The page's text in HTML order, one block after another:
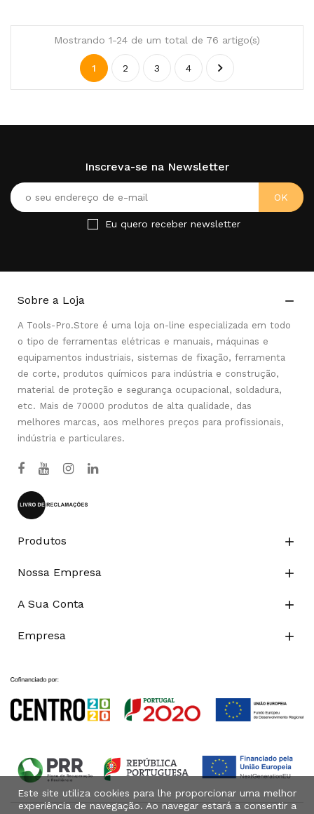
Mostrando 1-24 de um total de 76 artigo(s)
1 2 3 4 
Inscreva-se na Newsletter
Eu quero receber newsletter
Sobre a Loja 
A Tools-Pro.Store é uma loja on-line especializada em todo
o tipo de ferramentas elétricas e manuais, máquinas e
equipamentos industriais, sistemas de fixação, ferramenta
de corte, produtos químicos para indústria e construção,
material de proteção e segurança ocupacional, soldadura,
etc. Mais de 70000 produtos de alta qualidade, das
melhores marcas, aos melhores preços para profissionais,
indústria e particulares.
Produtos 
Nossa Empresa 
A Sua Conta 
Empresa 
Este site utiliza cookies para lhe proporcionar uma melhor
experiência de navegação. Ao navegar estará a consentir a